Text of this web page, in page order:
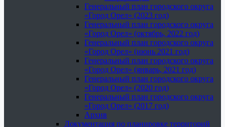
Генеральный план городского округа
«Город Орел» (2023 год)
Генеральный план городского округа
«Город Орел» (октябрь, 2022 год)
Генеральный план городского округа
«Город Орел» (июнь 2021 год)
Генеральный план городского округа
«Город Орел» (январь, 2021 год)
Генеральный план городского округа
«Город Орел» (2020 год)
Генеральный план городского округа
«Город Орел» (2017 год)
Архив
Документация по планировке территорий